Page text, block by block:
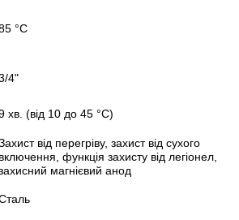
°С
4"
хв. (від 10 до 45 °С)
від перегріву, захист від сухого
включення, функція захисту від легіонел,
магнієвий анод